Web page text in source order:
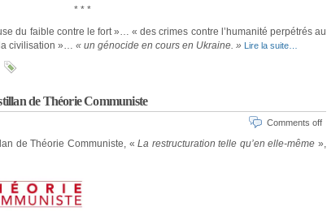
* * *
du faible contre le fort »… « des crimes contre l’humanité perpétrés au
civilisation »… « un génocide en cours en Ukraine. » Lire la suite…
de Théorie Communiste
Comments off
de Théorie Communiste, « La restructuration telle qu’en elle-même»,